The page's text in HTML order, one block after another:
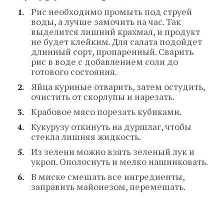
Рис необходимо промыть под струей
воды, а лучше замочить на час. Так
выделится лишний крахмал, и продукт
не будет клейким. Для салата подойдет
длинный сорт, пропаренный. Сварить
рис в воде с добавлением соли до
готового состояния.
Яйца куриные отварить, затем остудить,
очистить от скорлупы и нарезать.
Крабовое мясо порезать кубиками.
Кукурузу откинуть на дуршлаг, чтобы
стекла лишняя жидкость.
Из зелени можно взять зеленый лук и
укроп. Ополоснуть и мелко нашинковать.
В миске смешать все ингредиенты,
заправить майонезом, перемешать.